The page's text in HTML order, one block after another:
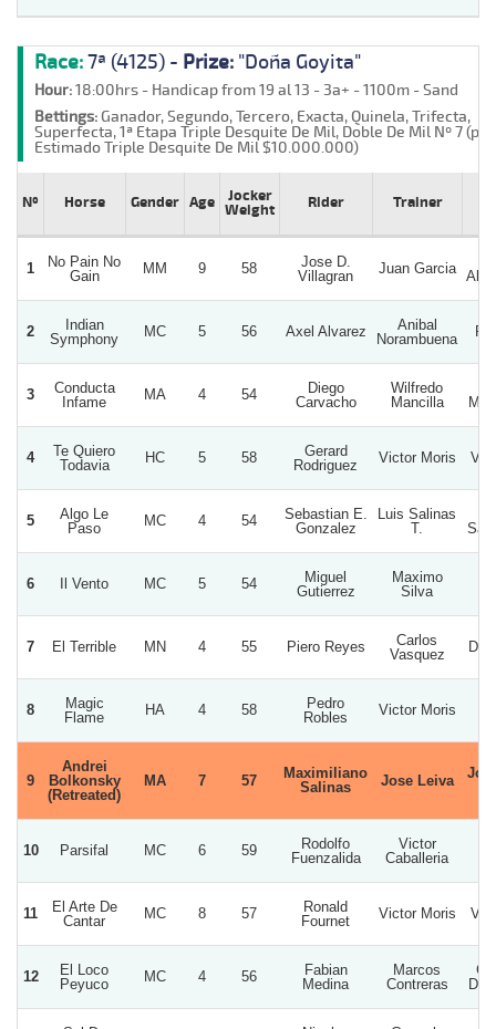
Race:7ª (4125) - Prize: "Doña Goyita"
Hour:18:00hrs - Handicap from 19 al 13 - 3a+ - 1100m - Sand
Bettings:Ganador, Segundo, Tercero, Exacta, Quinela, Trifecta,
Superfecta, 1ª Etapa Triple Desquite De Mil, Doble De Mil Nº 7
Estimado Triple Desquite De Mil $10.000.000)
Nº Horse Gender Age
Jocker
Weight
Rider Trainer
1
No Pain No
Gain
MM 9 58
Jose D.
Villagran
Juan Garcia
2
Indian
Symphony
MC 5 56 Axel Alvarez
Anibal
Norambuena
3
Conducta
Infame
MA 4 54
Diego
Carvacho
Wilfredo
Mancilla
4
Te Quiero
Todavia
HC 5 58
Gerard
Rodriguez
Victor Moris
5
Algo Le
Paso
MC 4 54
Sebastian E.
Gonzalez
Luis Salinas
T.
6 Il Vento MC 5 54
Miguel
Gutierrez
Maximo
Silva
7 El Terrible MN 4 55 Piero Reyes
Carlos
Vasquez
8
Magic
Flame
HA 4 58
Pedro
Robles
Victor Moris
9
Andrei
Bolkonsky
(Retreated)
MA 7 57
Maximiliano
Salinas
Jose Leiva
10 Parsifal MC 6 59
Rodolfo
Fuenzalida
Victor
Caballeria
11
El Arte De
Cantar
MC 8 57
Ronald
Fournet
Victor Moris
12
El Loco
Peyuco
MC 4 56
Fabian
Medina
Marcos
Contreras
De